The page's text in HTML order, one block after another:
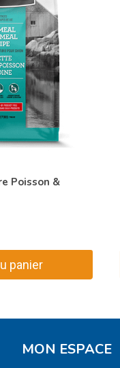
Poisson &
panier
MON ESPACE